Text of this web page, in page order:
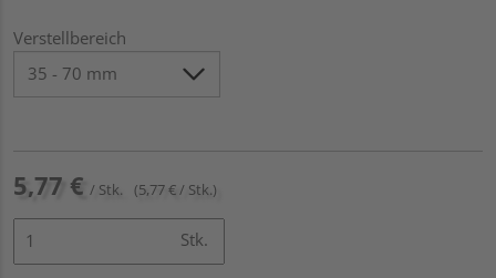
Verstellbereich
5,77 € / Stk. (5,77 € / Stk.)
Stk.